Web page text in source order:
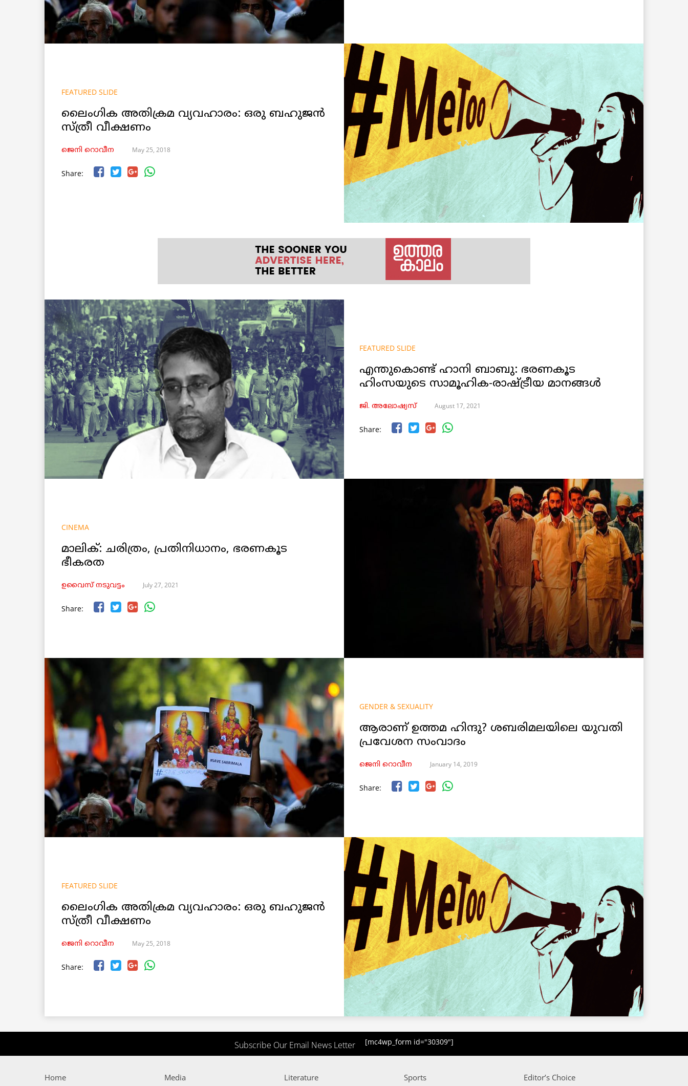
FEATURED SLIDE
ലൈംഗിക അതിക്രമ വ്യവഹാരം: ഒരു ബഹുജന്‍
സ്ത്രീ വീക്ഷണം
ജെനി റൊവീന May 25, 2018
Share:
FEATURED SLIDE
എന്തുകൊണ്ട് ഹാനി ബാബു: ഭരണകൂട
ഹിംസയുടെ സാമൂഹിക-രാഷ്ട്രീയ മാനങ്ങൾ
ജി. അലോഷ്യസ് August 17, 2021
Share:
CINEMA
മാലിക്: ചരിത്രം, പ്രതിനിധാനം, ഭരണകൂട
ഭീകരത
ഉവൈസ് നടുവട്ടം July 27, 2021
Share:
GENDER & SEXUALITY
ആരാണ് ഉത്തമ ഹിന്ദു? ശബരിമലയിലെ യുവതി
പ്രവേശന സംവാദം
ജെനി റൊവീന January 14, 2019
Share:
FEATURED SLIDE
ലൈംഗിക അതിക്രമ വ്യവഹാരം: ഒരു ബഹുജന്‍
സ്ത്രീ വീക്ഷണം
ജെനി റൊവീന May 25, 2018
Share:
Subscribe Our Email News Letter [mc4wp_form id="30309"]
Home Media Literature Sports Editor’s Choice